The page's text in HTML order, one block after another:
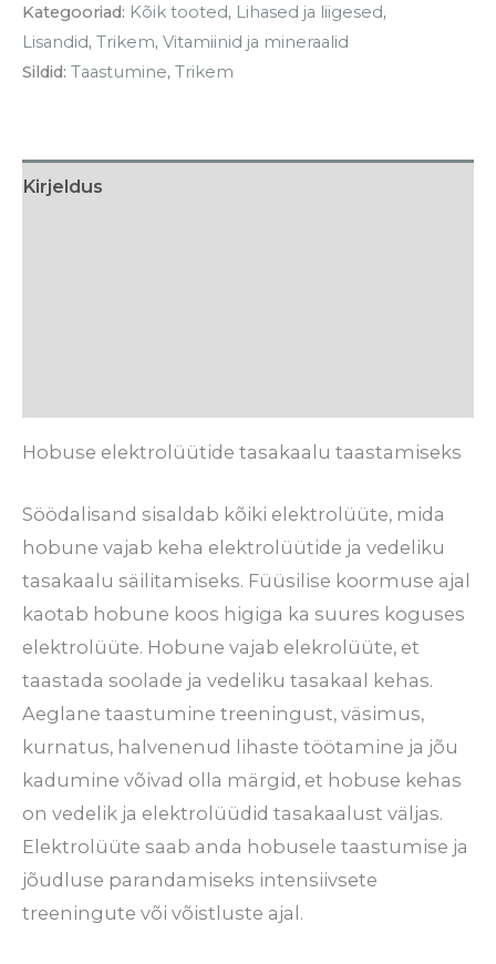
Kategooriad: Kõik tooted, Lihased ja liigesed,
Lisandid, Trikem, Vitamiinid ja mineraalid
Sildid: Taastumine, Trikem
Kirjeldus
Hobuse elektrolüütide tasakaalu taastamiseks
Söödalisand sisaldab kõiki elektrolüüte, mida
hobune vajab keha elektrolüütide ja vedeliku
tasakaalu säilitamiseks. Füüsilise koormuse ajal
kaotab hobune koos higiga ka suures koguses
elektrolüüte. Hobune vajab elekrolüüte, et
taastada soolade ja vedeliku tasakaal kehas.
Aeglane taastumine treeningust, väsimus,
kurnatus, halvenenud lihaste töötamine ja jõu
kadumine võivad olla märgid, et hobuse kehas
on vedelik ja elektrolüüdid tasakaalust väljas.
Elektrolüüte saab anda hobusele taastumise ja
jõudluse parandamiseks intensiivsete
treeningute või võistluste ajal.